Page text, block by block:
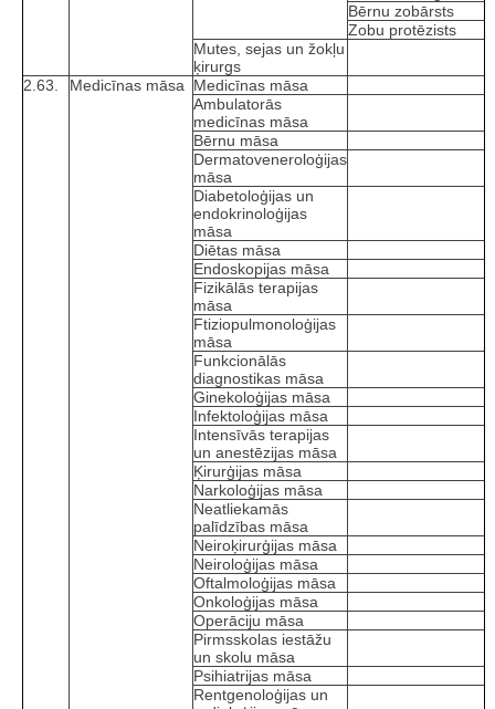
Bērnu zobārsts
Zobu protēzists
Mutes, sejas un žokļu
ķirurgs
2.63.
Medicīnas māsa
Medicīnas māsa
Ambulatorās
medicīnas māsa
Bērnu māsa
Dermatoveneroloģijas
māsa
Diabetoloģijas un
endokrinoloģijas
māsa
Diētas māsa
Endoskopijas māsa
Fizikālās terapijas
māsa
Ftiziopulmonoloģijas
māsa
Funkcionālās
diagnostikas māsa
Ginekoloģijas māsa
Infektoloģijas māsa
Intensīvās terapijas
un anestēzijas māsa
Ķirurģijas māsa
Narkoloģijas māsa
Neatliekamās
palīdzības māsa
Neiroķirurģijas māsa
Neiroloģijas māsa
Oftalmoloģijas māsa
Onkoloģijas māsa
Operāciju māsa
Pirmsskolas iestāžu
un skolu māsa
Psihiatrijas māsa
Rentgenoloģijas un